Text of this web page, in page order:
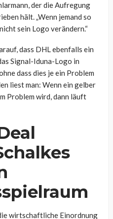
der die Aufregung
hält. „Wenn jemand so
sein Logo verändern.“
dass DHL ebenfalls ein
Signal-Iduna-Logo in
dass dies je ein Problem
liest man: Wenn ein gelber
Problem wird, dann läuft
wirtschaftliche Einordnung